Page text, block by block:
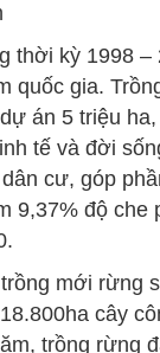
thời kỳ 1998 –
quốc gia.
án 5 triệu
tế và đời
cư, góp
9,37% độ che
mới rừng
cây
trồng rừng